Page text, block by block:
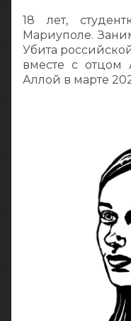
18 лет,
Мариуполе.
Убита
вместе с отцом
Аллой в марте